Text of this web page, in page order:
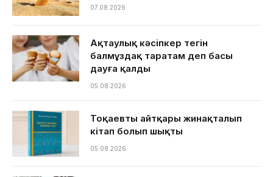
07.08.2026
Ақтаулық кәсіпкер тегін
балмұздақ таратам деп басы
дауға қалды
05.08.2026
Тоқаевтың айтқары жинақталып
кітап болып шықты
05.08.2026